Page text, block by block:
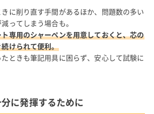
に削り直す手間があるほか、問題数の多い
ってしまう場合も。
専用のシャーペンを用意しておくと、芯の
けられて便利。
ときも筆記用具に困らず、安心して試験に
に発揮するために